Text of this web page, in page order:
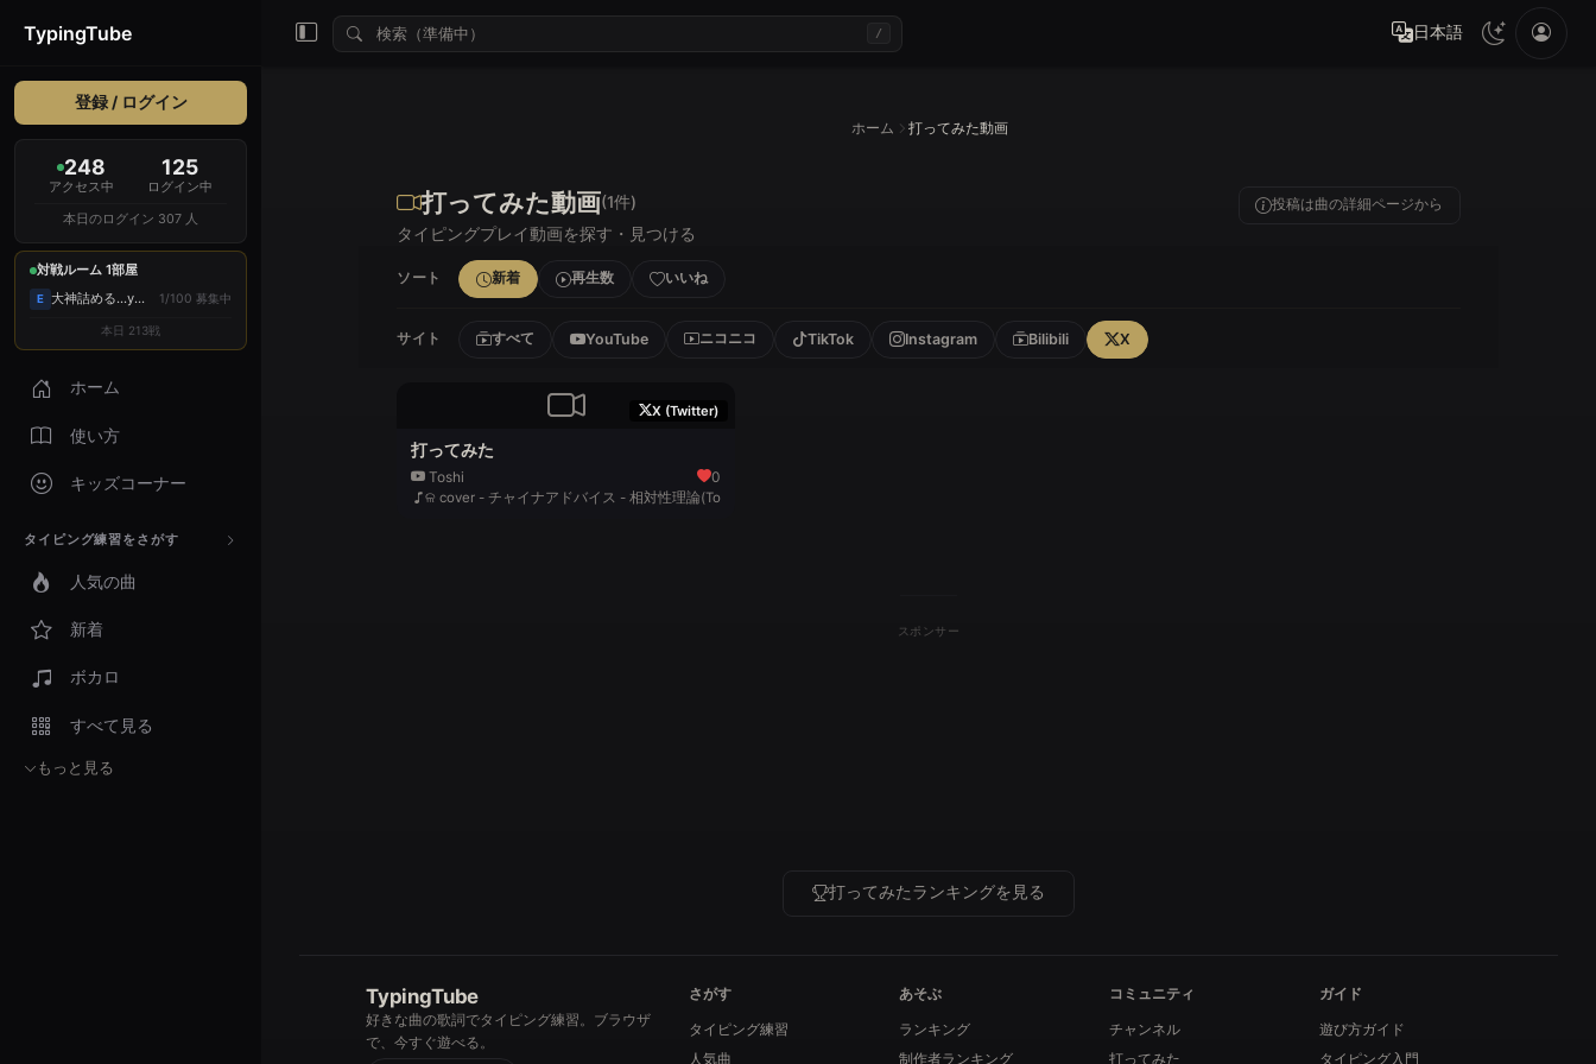
TypingTube
登録 / ログイン
248
アクセス中
125
ログイン中
本日のログイン 307 人
対戦ルーム 1部屋
E 大神詰める...y... 1/100 募集中
本日 213戦
ホーム
使い方
キッズコーナー
タイピング練習をさがす
人気の曲
新着
ボカロ
すべて見る
もっと見る
/ 日本語
ホーム 打ってみた動画
打ってみた動画(1件)
タイピングプレイ動画を探す・見つける
投稿は曲の詳細ページから
ソート 新着 再生数 いいね
サイト すべて YouTube ニコニコ TikTok Instagram Bilibili X
X (Twitter)
打ってみた
Toshi 0
ଳ cover - チャイナアドバイス - 相対性理論(Toccoyaki...
スポンサー
打ってみたランキングを見る
TypingTube
好きな曲の歌詞でタイピング練習。ブラウザ
で、今すぐ遊べる。
さがす
タイピング練習
人気曲
あそぶ
ランキング
制作者ランキング
コミュニティ
チャンネル
打ってみた
ガイド
遊び方ガイド
タイピング入門